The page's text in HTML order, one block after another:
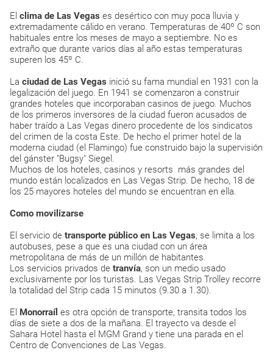
El clima de Las Vegas es desértico con muy poca lluvia y
extremadamente cálido en verano. Temperaturas de 40º C son
habituales entre los meses de mayo a septiembre. No es
extraño que durante varios días al año estas temperaturas
superen los 45º C.
La ciudad de Las Vegas inició su fama mundial en 1931 con la
legalización del juego. En 1941 se comenzaron a construir
grandes hoteles que incorporaban casinos de juego. Muchos
de los primeros inversores de la ciudad fueron acusados de
haber traído a Las Vegas dinero procedente de los sindicatos
del crimen de la costa Este. De hecho el primer hotel de la
moderna ciudad (el Flamingo) fue construido bajo la supervisión
del gánster "Bugsy" Siegel.
Muchos de los hoteles, casinos y resorts más grandes del
mundo están localizados en Las Vegas Strip. De hecho, 18 de
los 25 mayores hoteles del mundo se encuentran en ella.
Como movilizarse
El servicio de transporte público en Las Vegas, se limita a los
autobuses, pese a que es una ciudad con un área
metropolitana de más de un millón de habitantes.
Los servicios privados de tranvía, son un medio usado
exclusivamente por los turistas. Las Vegas Strip Trolley recorre
la totalidad del Strip cada 15 minutos (9.30 a 1.30).
El Monorraíl es otra opción de transporte, transita todos los
días de siete a dos de la mañana. El trayecto va desde el
Sahara Hotel hasta el MGM Grand y tiene una parada en el
Centro de Convenciones de Las Vegas.